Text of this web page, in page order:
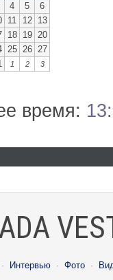
4 5 6
11 12 13
18 19 20
25 26 27
1 2 3
время:
· Интервью · Фото ·